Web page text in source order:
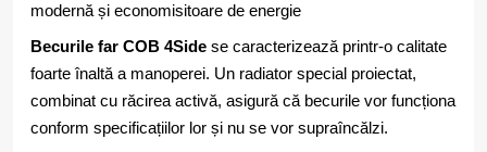
modernă și economisitoare de energie
Becurile far COB 4Side se caracterizează printr-o calitate
foarte înaltă a manoperei. Un radiator special proiectat,
combinat cu răcirea activă, asigură că becurile vor funcționa
conform specificațiilor lor și nu se vor supraîncălzi.